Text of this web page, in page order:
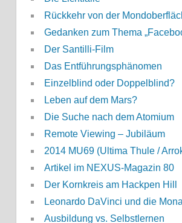
Rückkehr von der
Gedanken zum Thema
Der Santilli-Film
Das Entführungsphänomen
Einzelblind oder Doppelblind?
Leben auf dem Mars?
Die Suche nach dem Atomium
Remote Viewing – Jubiläum
2014 MU69 (Ultima Thule /
Artikel im NEXUS-Magazin 80
Der Kornkreis am Hackpen Hill
Leonardo DaVinci und die
Ausbildung vs. Selbstlernen